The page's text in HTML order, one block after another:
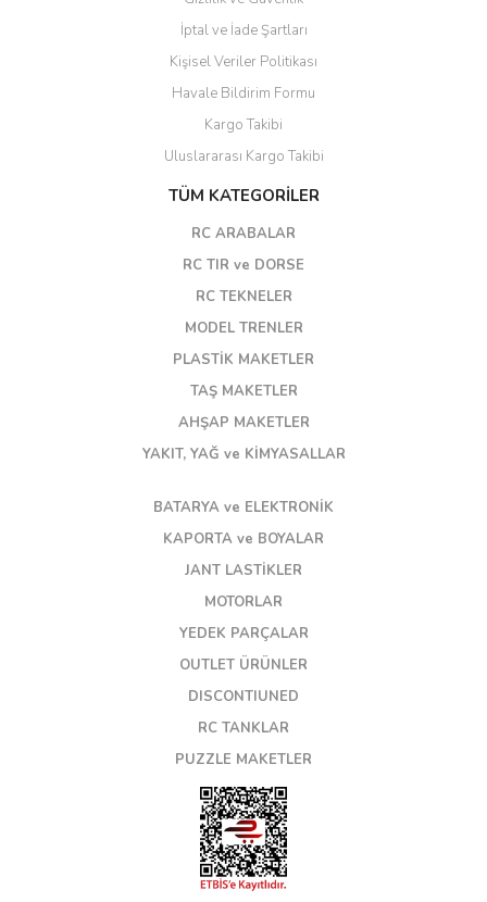
İptal ve İade Şartları
Kişisel Veriler Politikası
Havale Bildirim Formu
Kargo Takibi
Uluslararası Kargo Takibi
TÜM KATEGORİLER
RC ARABALAR
RC TIR ve DORSE
RC TEKNELER
MODEL TRENLER
PLASTİK MAKETLER
TAŞ MAKETLER
AHŞAP MAKETLER
YAKIT, YAĞ ve KİMYASALLAR
BATARYA ve ELEKTRONİK
KAPORTA ve BOYALAR
JANT LASTİKLER
MOTORLAR
YEDEK PARÇALAR
OUTLET ÜRÜNLER
DISCONTIUNED
RC TANKLAR
PUZZLE MAKETLER